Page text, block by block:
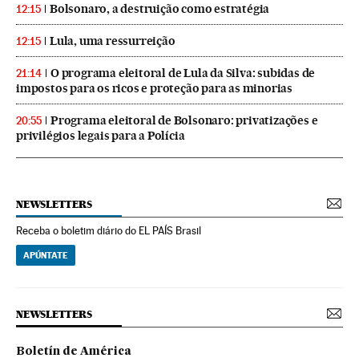
12:15 Bolsonaro, a destruição como estratégia
12:15 Lula, uma ressurreição
21:14
O programa eleitoral de Lula da Silva: subidas de
impostos para os ricos e proteção para as minorias
20:55
Programa eleitoral de Bolsonaro: privatizações e
privilégios legais para a Polícia
NEWSLETTERS
Receba o boletim diário do EL PAÍS Brasil
APÚNTATE
NEWSLETTERS
Boletín de América